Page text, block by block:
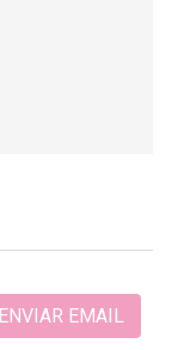
ENVIAR EMAIL